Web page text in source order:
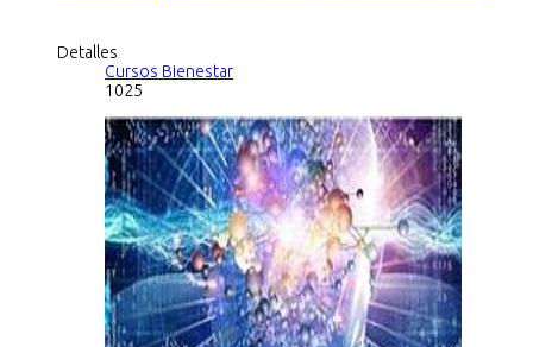
Detalles
Cursos Bienestar
1025